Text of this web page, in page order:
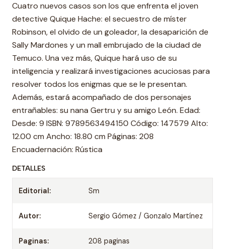
Cuatro nuevos casos son los que enfrenta el joven
detective Quique Hache: el secuestro de míster
Robinson, el olvido de un goleador, la desaparición de
Sally Mardones y un mall embrujado de la ciudad de
Temuco. Una vez más, Quique hará uso de su
inteligencia y realizará investigaciones acuciosas para
resolver todos los enigmas que se le presentan.
Además, estará acompañado de dos personajes
entrañables: su nana Gertru y su amigo León. Edad:
Desde: 9 ISBN: 9789563494150 Código: 147579 Alto:
12.00 cm Ancho: 18.80 cm Páginas: 208
Encuadernación: Rústica
DETALLES
Editorial: Sm
Autor: Sergio Gómez / Gonzalo Martínez
Paginas: 208 paginas